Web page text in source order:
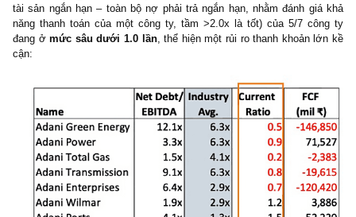
một Executive tại Adani Enterprises.
Luận điểm 3 – Định giá ngất ngưởng, đòn bẩy cao,
Group định giá ngất ngưởng từ 5-140x P/S, 20-300x
EV/EBITDA và 35-800x P/E, 5 trên 7 công ty có tỷ lệ
toán hiện hành “current ratio” <1 lần
@Nathan Anderson/Hindenburg
: “Ngay cả khi bạn bỏ qua
chứng cứ điều tra trong bài report nầy và chỉ tập trung đúng
giá của nhóm công ty niêm yết của Adani Group, không ngoa
nhóm công ty đang ở vùng định giá rất xa vời so với giá trị thực.